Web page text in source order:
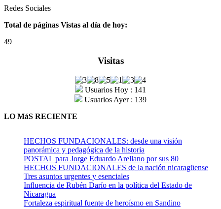
Redes Sociales
Total de páginas Vistas al día de hoy:
49
Visitas
Usuarios Hoy : 141
Usuarios Ayer : 139
LO MáS RECIENTE
HECHOS FUNDACIONALES: desde una visión
panorámica y pedagógica de la historia
POSTAL para Jorge Eduardo Arellano por sus 80
HECHOS FUNDACIONALES de la nación nicaragüense
Tres asuntos urgentes y esenciales
Influencia de Rubén Darío en la política del Estado de
Nicaragua
Fortaleza espiritual fuente de heroísmo en Sandino